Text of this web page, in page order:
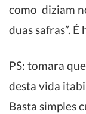
como diziam
duas safras”.
PS: tomara
desta vida
Basta simples